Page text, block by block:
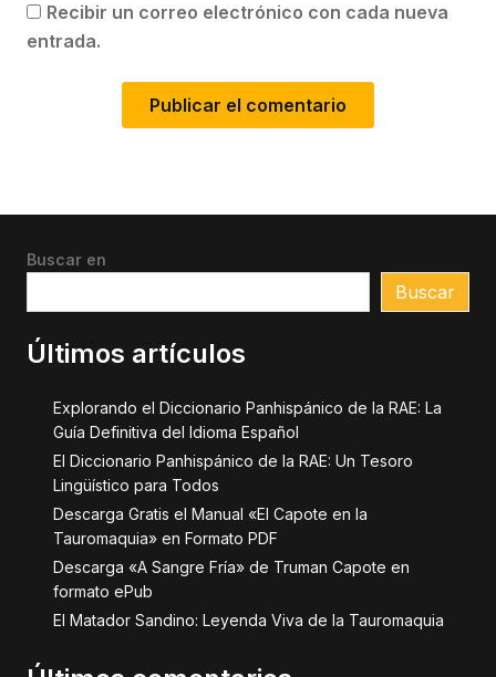
Recibir un correo electrónico con cada nueva
entrada.
Buscar en
Buscar
Últimos artículos
Explorando el Diccionario Panhispánico de la RAE: La
Guía Definitiva del Idioma Español
El Diccionario Panhispánico de la RAE: Un Tesoro
Lingüístico para Todos
Descarga Gratis el Manual «El Capote en la
Tauromaquia» en Formato PDF
Descarga «A Sangre Fría» de Truman Capote en
formato ePub
El Matador Sandino: Leyenda Viva de la Tauromaquia